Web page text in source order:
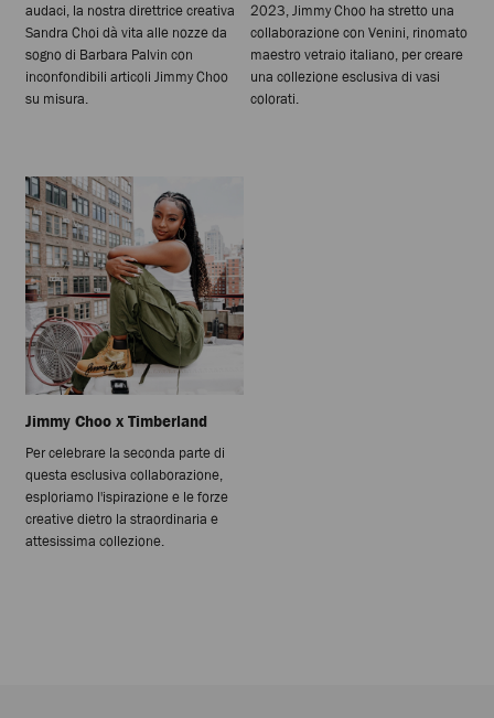
audaci, la nostra direttrice creativa
Sandra Choi dà vita alle nozze da
sogno di Barbara Palvin con
inconfondibili articoli Jimmy Choo
su misura.
2023, Jimmy Choo ha stretto una
collaborazione con Venini, rinomato
maestro vetraio italiano, per creare
una collezione esclusiva di vasi
colorati.
Jimmy Choo x Timberland
Per celebrare la seconda parte di
questa esclusiva collaborazione,
esploriamo l'ispirazione e le forze
creative dietro la straordinaria e
attesissima collezione.